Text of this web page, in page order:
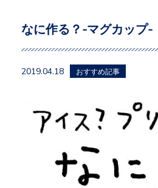
なに作る？-マグカップ-
2019.04.18 おすすめ記事